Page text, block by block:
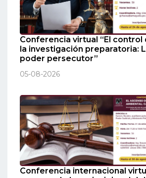
Conferencia virtual “El control
la investigación preparatoria:
poder persecutor”
05-08-2026
Conferencia internacional